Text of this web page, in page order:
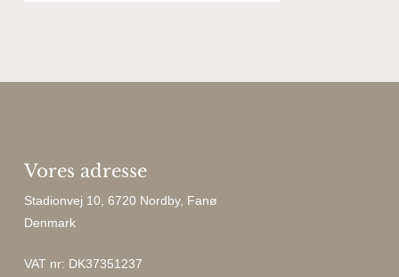
Vores adresse
Stadionvej 10, 6720 Nordby, Fanø
Denmark
VAT nr: DK37351237